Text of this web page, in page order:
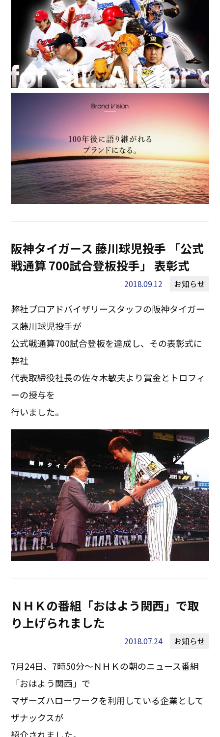
阪神タイガース 藤川球児投手 「公式
戦通算 700試合登板投手」 表彰式
2018.09.12 お知らせ
弊社プロアドバイザリースタッフの阪神タイガー
ス藤川球児投手が
公式戦通算700試合登板を達成し、その表彰式に
弊社
代表取締役社長の佐々木敏夫より賞金とトロフィ
ーの授与を
行いました。
ＮＨＫの番組「おはよう関西」で取
り上げられました
2018.07.24 お知らせ
7月24日、7時50分～ＮＨＫの朝のニュース番組
「おはよう関西」で
マザーズハローワークを利用している企業として
ザナックスが
紹介されました。